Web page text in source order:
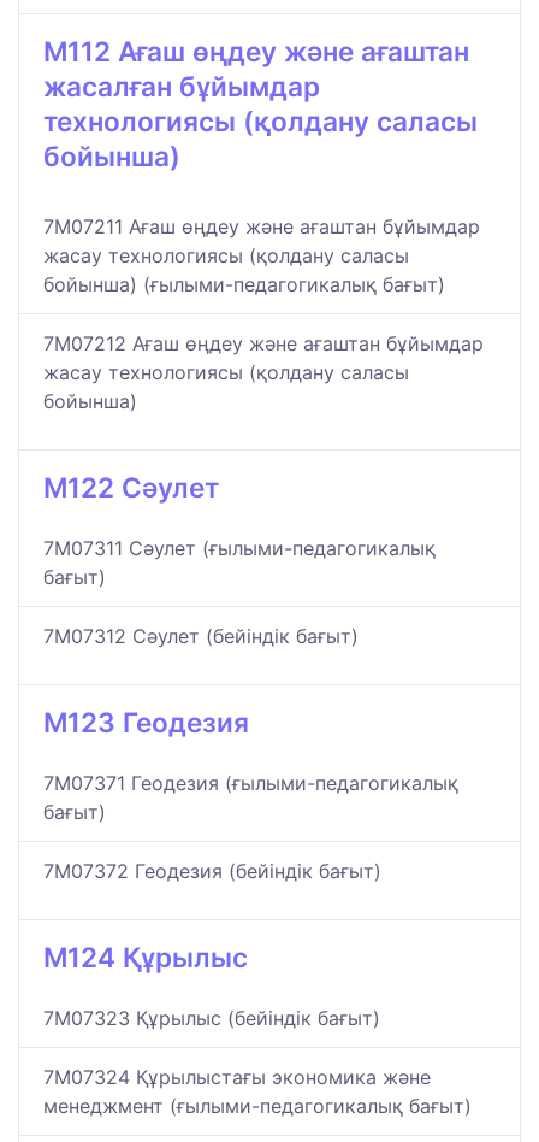
M112 Ағаш өңдеу және ағаштан
жасалған бұйымдар
технологиясы (қолдану саласы
бойынша)
7M07211 Ағаш өңдеу және ағаштан бұйымдар
жасау технологиясы (қолдану саласы
бойынша) (ғылыми-педагогикалық бағыт)
7M07212 Ағаш өңдеу және ағаштан бұйымдар
жасау технологиясы (қолдану саласы
бойынша)
M122 Сәулет
7M07311 Сәулет (ғылыми-педагогикалық
бағыт)
7M07312 Сәулет (бейіндік бағыт)
M123 Геодезия
7M07371 Геодезия (ғылыми-педагогикалық
бағыт)
7M07372 Геодезия (бейіндік бағыт)
M124 Құрылыс
7M07323 Құрылыс (бейіндік бағыт)
7M07324 Құрылыстағы экономика және
менеджмент (ғылыми-педагогикалық бағыт)